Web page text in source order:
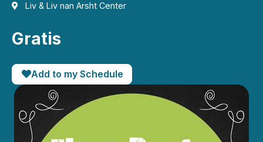
Liv & Liv nan Arsht Center
Gratis
Add to my Schedule